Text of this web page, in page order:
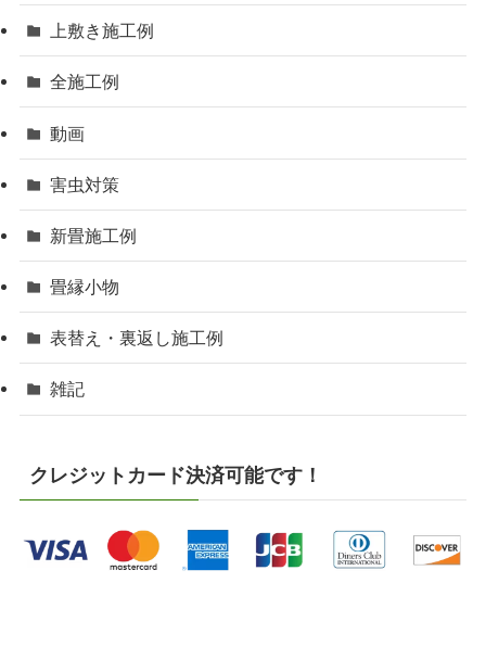
上敷き施工例
全施工例
動画
害虫対策
新畳施工例
畳縁小物
表替え・裏返し施工例
雑記
クレジットカード決済可能です！